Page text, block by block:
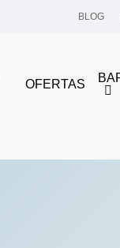
BLOG
OFERTAS